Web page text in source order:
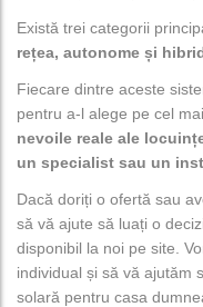
Există trei categorii
rețea, autonome și
Fiecare dintre aceste
pentru a-l alege pe cel
nevoile reale ale
un specialist sau un
Dacă doriți o ofertă sau
să vă ajute să luați o
disponibil la noi pe site.
individual și să vă ajutăm
solară pentru casa